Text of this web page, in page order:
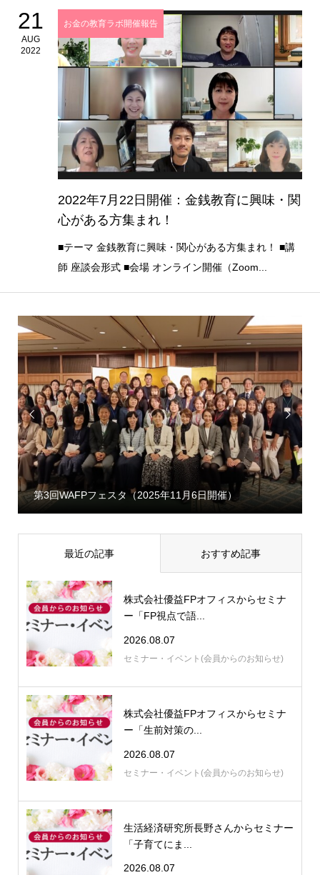
21
AUG
2022
お金の教育ラボ開催報告
2022年7月22日開催：金銭教育に興味・関
心がある方集まれ！
■テーマ 金銭教育に興味・関心がある方集まれ！ ■講
師 座談会形式 ■会場 オンライン開催（Zoom...

第3回WAFPフェスタ（2025年11月6日開催）

最近の記事 おすすめ記事
株式会社優益FPオフィスからセミナ
ー「FP視点で語...
2026.08.07
セミナー・イベント(会員からのお知らせ)
株式会社優益FPオフィスからセミナ
ー「生前対策の...
2026.08.07
セミナー・イベント(会員からのお知らせ)
生活経済研究所長野さんからセミナー
「子育てにま...
2026.08.07